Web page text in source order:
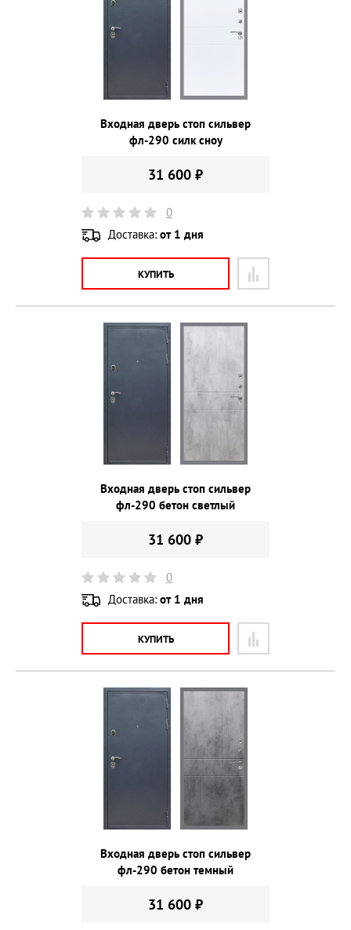
Входная дверь стоп сильвер
фл-290 силк сноу
31 600 ₽
0
Доставка: от 1 дня
КУПИТЬ
Входная дверь стоп сильвер
фл-290 бетон светлый
31 600 ₽
0
Доставка: от 1 дня
КУПИТЬ
Входная дверь стоп сильвер
фл-290 бетон темный
31 600 ₽